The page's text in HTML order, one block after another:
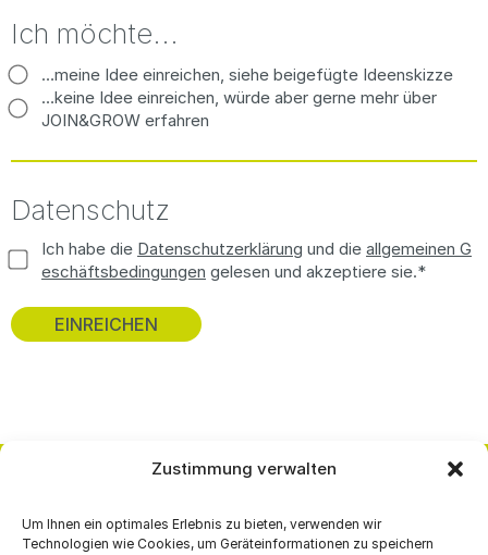
Zustimmung verwalten
Um Ihnen ein optimales Erlebnis zu bieten, verwenden wir
Technologien wie Cookies, um Geräteinformationen zu speichern
Ich möchte...
…meine Idee einreichen, siehe beigefügte Ideenskizze
…keine Idee einreichen, würde aber gerne mehr über
JOIN&GROW erfahren
Datenschutz
Ich habe die Datenschutzerklärung und die allgemeinen G
eschäftsbedingungen gelesen und akzeptiere sie.*
PRODUKTE & SERVICE ÜBER UNS